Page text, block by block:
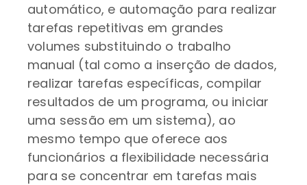
automático, e automação para realizar
tarefas repetitivas em grandes
volumes substituindo o trabalho
manual (tal como a inserção de dados,
realizar tarefas específicas, compilar
resultados de um programa, ou iniciar
uma sessão em um sistema), ao
mesmo tempo que oferece aos
funcionários a flexibilidade necessária
para se concentrar em tarefas mais